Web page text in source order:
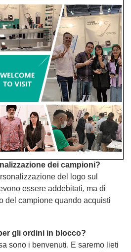
dei campioni?
del logo sul
essere addebitati, ma di
del campione quando acquisti
gli ordini in blocco?
sono i benvenuti. E saremo lieti